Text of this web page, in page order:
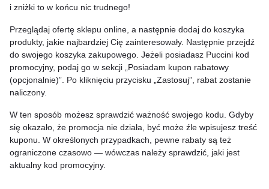
i zniżki to w końcu nic trudnego!
Przeglądaj ofertę sklepu online, a następnie dodaj do koszyka
produkty, jakie najbardziej Cię zainteresowały. Następnie przejdź
do swojego koszyka zakupowego. Jeżeli posiadasz Puccini kod
promocyjny, podaj go w sekcji „Posiadam kupon rabatowy
(opcjonalnie)”. Po kliknięciu przycisku „Zastosuj”, rabat zostanie
naliczony.
W ten sposób możesz sprawdzić ważność swojego kodu. Gdyby
się okazało, że promocja nie działa, być może źle wpisujesz treść
kuponu. W określonych przypadkach, pewne rabaty są też
ograniczone czasowo — wówczas należy sprawdzić, jaki jest
aktualny kod promocyjny.